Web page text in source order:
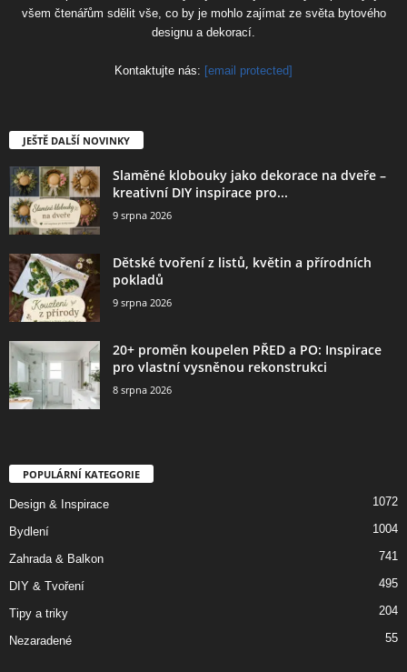
všem čtenářům sdělit vše, co by je mohlo zajímat ze světa bytového
designu a dekorací.
Kontaktujte nás: [email protected]
JEŠTĚ DALŠÍ NOVINKY
Slaměné klobouky jako dekorace na dveře –
kreativní DIY inspirace pro...
9 srpna 2026
Dětské tvoření z listů, květin a přírodních
pokladů
9 srpna 2026
20+ proměn koupelen PŘED a PO: Inspirace
pro vlastní vysněnou rekonstrukci
8 srpna 2026
POPULÁRNÍ KATEGORIE
Design & Inspirace 1072
Bydlení 1004
Zahrada & Balkon 741
DIY & Tvoření 495
Tipy a triky 204
Nezaradené 55